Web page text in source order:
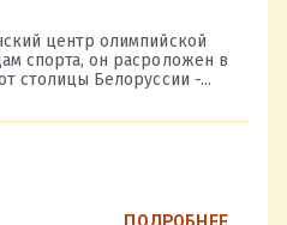
центр олимпийской
спорта, он расроложен в
столицы Белоруссии -...